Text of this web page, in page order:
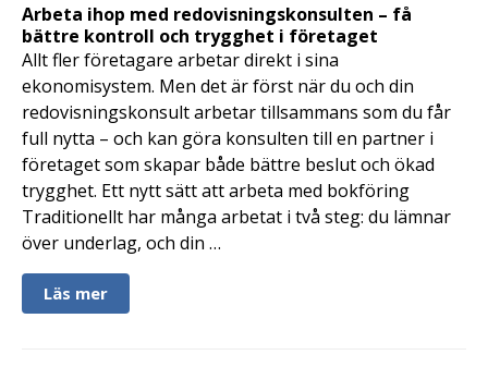
Arbeta ihop med redovisningskonsulten – få
bättre kontroll och trygghet i företaget
Allt fler företagare arbetar direkt i sina
ekonomisystem. Men det är först när du och din
redovisningskonsult arbetar tillsammans som du får
full nytta – och kan göra konsulten till en partner i
företaget som skapar både bättre beslut och ökad
trygghet. Ett nytt sätt att arbeta med bokföring
Traditionellt har många arbetat i två steg: du lämnar
över underlag, och din …
Läs mer